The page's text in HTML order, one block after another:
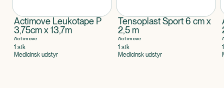
Actimove Leukotape P
3,75cm x 13,7m
Actimove
1 stk
Medicinsk udstyr
Tensoplast Sport 6 cm x
2,5 m
Actimove
1 stk
Medicinsk udstyr